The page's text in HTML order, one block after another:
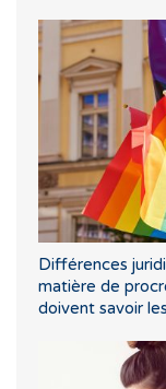
Différences
matière de
doivent savoir